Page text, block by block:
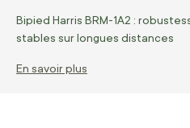
Bipied Harris BRM-1A2 :
stables sur longues distances
En savoir plus